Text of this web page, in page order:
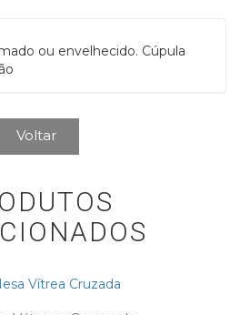
ou envelhecido. Cúpula
Voltar